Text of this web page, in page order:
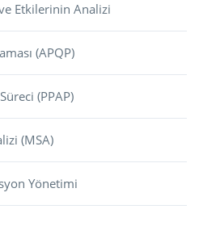
Etkilerinin Analizi
(APQP)
(PPAP)
(MSA)
Yönetimi